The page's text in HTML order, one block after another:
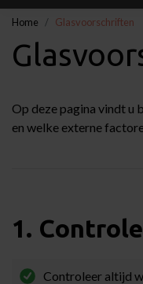
Home Glasvoorschriften
Op deze pagina vindt u
en welke externe
1.
Controleer altijd